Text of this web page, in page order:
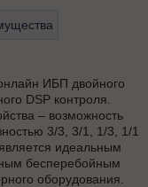
ИБП двойного
DSP контроля.
– возможность
3/3, 3/1, 1/3, 1/1
идеальным
бесперебойным
оборудования.